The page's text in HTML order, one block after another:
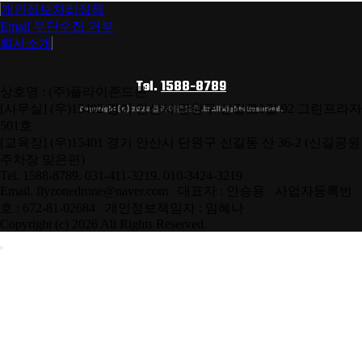
개인정보처리정책
Email 무단수집 거부
회사소개
Tel.1588-8789
Copyright (c) 2026 플라이존드론.kr All Rights Reserved.
상호명 : (주)플라이존드론
[사무실] (우)15402 경기 안산시 단원구 신길로1길 92 그린프라자